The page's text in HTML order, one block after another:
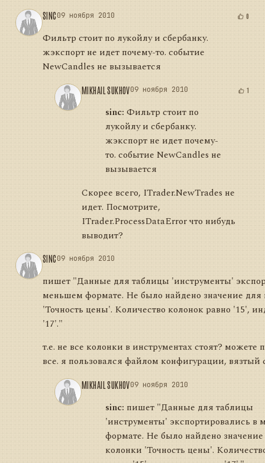
SINC09 ноября 2010 0
Фильтр стоит по лукойлу и сбербанку.
жэкспорт не идет почему-то. событие
NewCandles не вызывается
MIKHAIL SUKHOV09 ноября 2010 1
sinc: Фильтр стоит по
лукойлу и сбербанку.
жэкспорт не идет почему-
то. событие NewCandles не
вызывается
Скорее всего, ITrader.NewTrades не
идет. Посмотрите,
ITrader.ProcessDataError что нибудь
выводит?
SINC09 ноября 2010
пишет "Данные для таблицы 'инструменты'
меньшем формате. Не было найдено значение для
'Точность цены'. Количество колонок равно '15',
'17'."
т.е. не все колонки в инструментах стоят? можете
все. я пользовался файлом конфигурации, вязтый
MIKHAIL SUKHOV09 ноября 2010
sinc: пишет "Данные для таблицы
'инструменты' экспортировались в
формате. Не было найдено
колонки 'Точность цены'.